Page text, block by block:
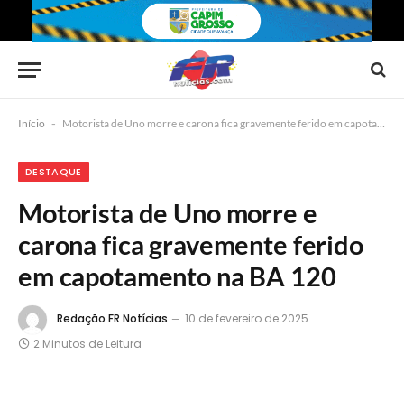
Início - Motorista de Uno morre e carona fica gravemente ferido em capotamento na BA 120
DESTAQUE
Motorista de Uno morre e
carona fica gravemente ferido
em capotamento na BA 120
Redação FR Notícias
10 de fevereiro de 2025
2 Minutos de Leitura